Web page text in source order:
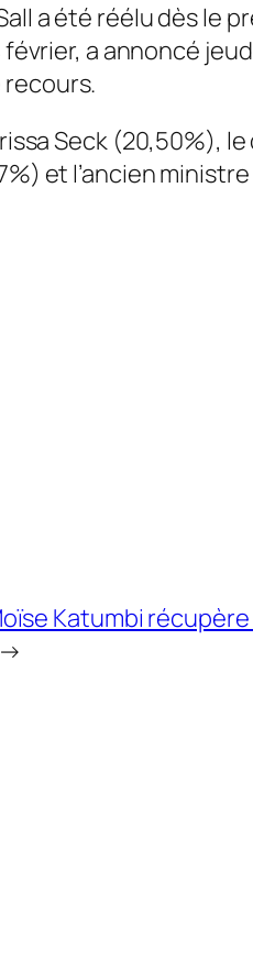
a été réélu dès le
a annoncé
Seck (20,50%),
et l’ancien
Katumbi
→